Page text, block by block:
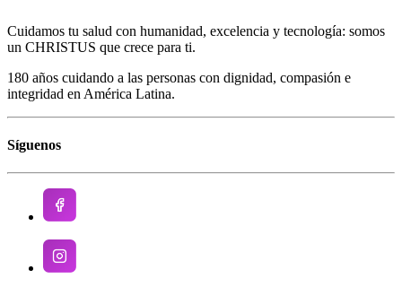
Cuidamos tu salud con humanidad, excelencia y tecnología: somos
un CHRISTUS que crece para ti.
180 años cuidando a las personas con dignidad, compasión e
integridad en América Latina.
Síguenos